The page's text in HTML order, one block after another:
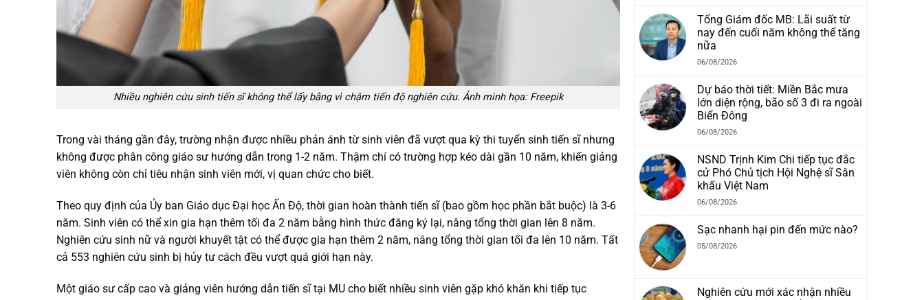
Nhiều nghiên cứu sinh tiến sĩ không thể lấy bằng vì chậm tiến độ nghiên cứu. Ảnh minh họa: Freepik
Trong vài tháng gần đây, trường nhận được nhiều phản ánh từ sinh viên đã vượt qua kỳ thi tuyển sinh tiến sĩ nhưng
không được phân công giáo sư hướng dẫn trong 1-2 năm. Thậm chí có trường hợp kéo dài gần 10 năm, khiến giảng
viên không còn chỉ tiêu nhận sinh viên mới, vị quan chức cho biết.
Theo quy định của Ủy ban Giáo dục Đại học Ấn Độ, thời gian hoàn thành tiến sĩ (bao gồm học phần bắt buộc) là 3-6
năm. Sinh viên có thể xin gia hạn thêm tối đa 2 năm bằng hình thức đăng ký lại, nâng tổng thời gian lên 8 năm.
Nghiên cứu sinh nữ và người khuyết tật có thể được gia hạn thêm 2 năm, nâng tổng thời gian tối đa lên 10 năm. Tất
cả 553 nghiên cứu sinh bị hủy tư cách đều vượt quá giới hạn này.
Một giáo sư cấp cao và giảng viên hướng dẫn tiến sĩ tại MU cho biết nhiều sinh viên gặp khó khăn khi tiếp tục
Tổng Giám đốc MB: Lãi suất từ
nay đến cuối năm không thể tăng
nữa
06/08/2026
Dự báo thời tiết: Miền Bắc mưa
lớn diện rộng, bão số 3 đi ra ngoài
Biển Đông
06/08/2026
NSND Trịnh Kim Chi tiếp tục đắc
cử Phó Chủ tịch Hội Nghệ sĩ Sân
khấu Việt Nam
06/08/2026
Sạc nhanh hại pin đến mức nào?
05/08/2026
Nghiên cứu mới xác nhận nhiều